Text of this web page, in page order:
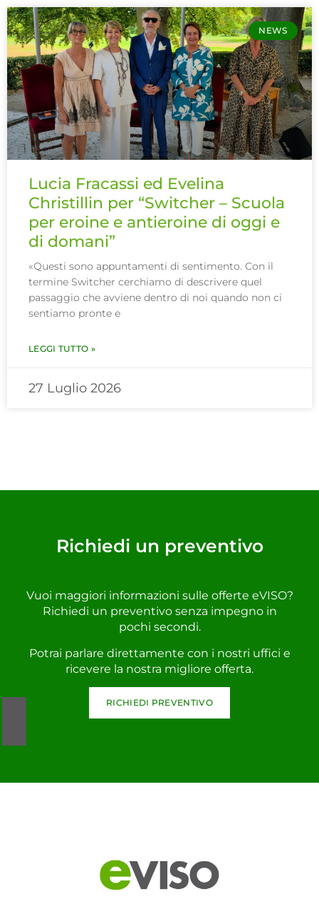
NEWS
Lucia Fracassi ed Evelina
Christillin per “Switcher – Scuola
per eroine e antieroine di oggi e
di domani”
«Questi sono appuntamenti di sentimento. Con il
termine Switcher cerchiamo di descrivere quel
passaggio che avviene dentro di noi quando non ci
sentiamo pronte e
LEGGI TUTTO »
27 Luglio 2026
Richiedi un preventivo
Vuoi maggiori informazioni sulle offerte eVISO?
Richiedi un preventivo senza impegno in
pochi secondi.
Potrai parlare direttamente con i nostri uffici e
ricevere la nostra migliore offerta.
RICHIEDI PREVENTIVO